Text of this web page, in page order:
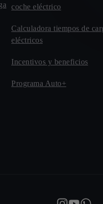
coche eléctrico
Calculadora tiempos de
eléctricos
Incentivos y beneficios
Programa Auto+